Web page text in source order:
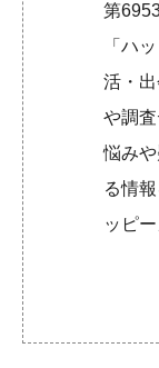
第
「ハ
活・
や調
悩み
る情
ッピ